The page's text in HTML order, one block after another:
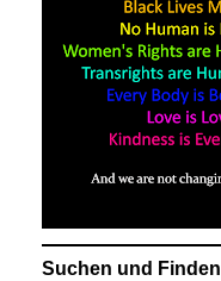
Suchen und Finden